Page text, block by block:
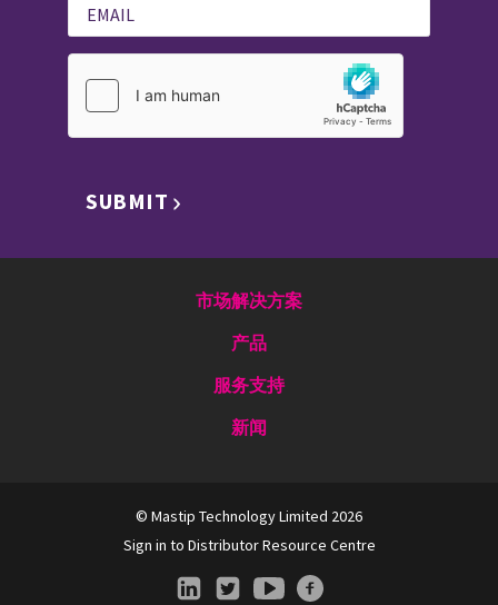
SUBMIT
市场解决方案
产品
服务支持
新闻
© Mastip Technology Limited 2026
Sign in to Distributor Resource Centre